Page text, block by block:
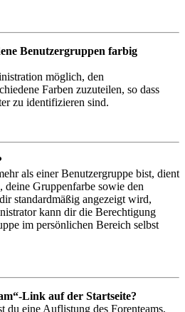
Benutzergruppen farbig
möglich, den
Farben zuzuteilen, so dass
zu identifizieren sind.
als einer Benutzergruppe bist, dient
deine Gruppenfarbe sowie den
standardmäßig angezeigt wird,
kann dir die Berechtigung
im persönlichen Bereich selbst
Link auf der Startseite?
du eine Auflistung des Forenteams,